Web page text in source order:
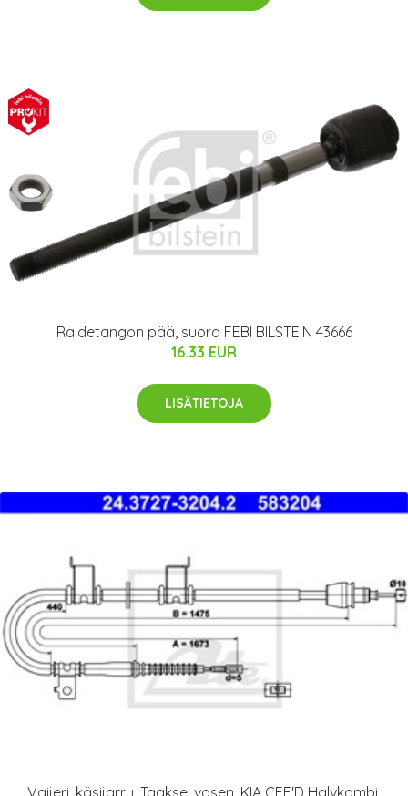
Raidetangon pää, suora FEBI BILSTEIN 43666
16.33 EUR
LISÄTIETOJA
Vaijeri, käsijarru, Taakse, vasen, KIA CEE'D Halvkombi,